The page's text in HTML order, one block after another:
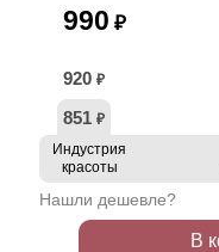
990 ₽
920 ₽
851 ₽
Индустрия
красоты
Нашли дешевле?
В